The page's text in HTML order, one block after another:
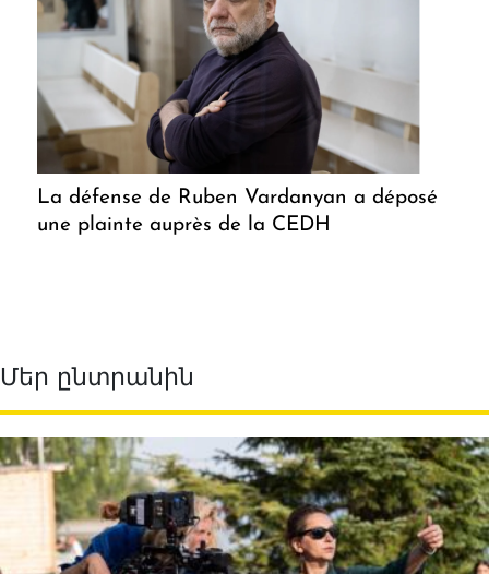
La défense de Ruben Vardanyan a déposé
une plainte auprès de la CEDH
Մեր ընտրանին